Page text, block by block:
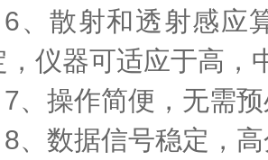
散射和透射感应
，仪器可适应于高，
操作简便，无需预
数据信号稳定，高